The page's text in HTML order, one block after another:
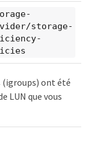
storage-
(igroups) ont été
LUN que vous